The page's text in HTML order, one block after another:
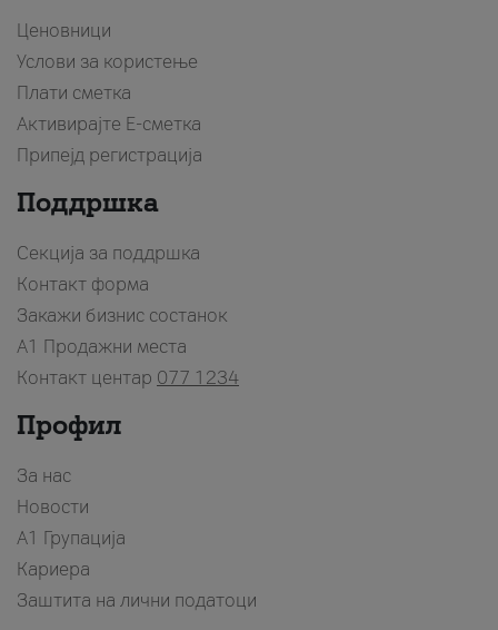
Ценовници
Услови за користење
Плати сметка
Активирајте Е-сметка
Припејд регистрација
Поддршка
Секција за поддршка
Контакт форма
Закажи бизнис состанок
A1 Продажни места
Контакт центар 077 1234
Профил
За нас
Новости
А1 Групација
Кариера
Заштита на лични податоци